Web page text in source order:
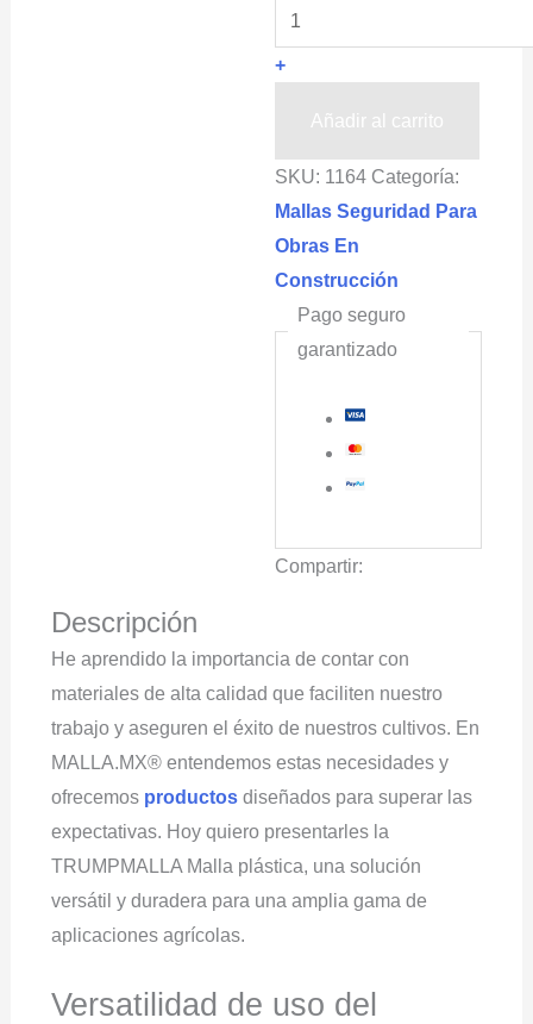
plástica,
Red
de
seguridad
construcción
TRUMPMALLA®
1x50m
color
naranja
cantidad
+
Añadir al carrito
SKU: 1164 Categoría:
Mallas Seguridad Para
Obras En
Construcción
Pago seguro
garantizado
Compartir:
Descripción
He aprendido la importancia de contar con
materiales de alta calidad que faciliten nuestro
trabajo y aseguren el éxito de nuestros cultivos. En
MALLA.MX® entendemos estas necesidades y
ofrecemos productosdiseñados para superar las
expectativas. Hoy quiero presentarles la
TRUMPMALLA Malla plástica, una solución
versátil y duradera para una amplia gama de
aplicaciones agrícolas.
Versatilidad de uso del